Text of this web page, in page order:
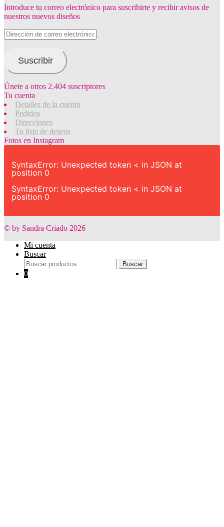
Introduce tu correo electrónico para suscribirte y recibir avisos de
nuestros nuevos diseños
Dirección
de
electrónico
Suscribir
Únete a otros 2.404 suscriptores
Tu cuenta
Detalles de la cuenta
Pedidos
Direcciones
Tu lista de deseos
Fotos en Instagram
SyntaxError: Unexpected token < in JSON at
position 0
SyntaxError: Unexpected token < in JSON at
position 0
© by Sandra Criado 2026
Mi cuenta
Buscar
Buscar
por:
Buscar
0